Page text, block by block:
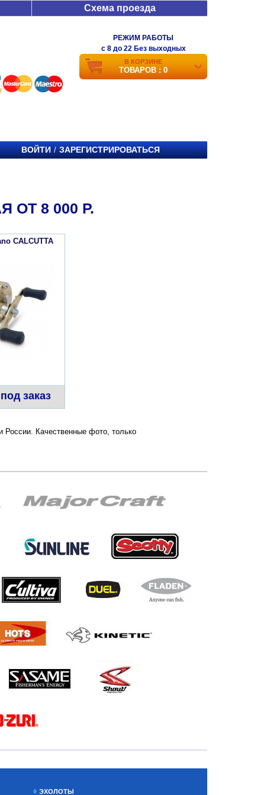
Схема проезда
РЕЖИМ РАБОТЫ
c 8 до 22 Без выходных
В КОРЗИНЕ
ТОВАРОВ : 0
ВОЙТИ / ЗАРЕГИСТРИРОВАТЬСЯ
ОТ 8 000 Р.
CALCUTTA
под заказ
России. Качественные фото, только
ЭХОЛОТЫ